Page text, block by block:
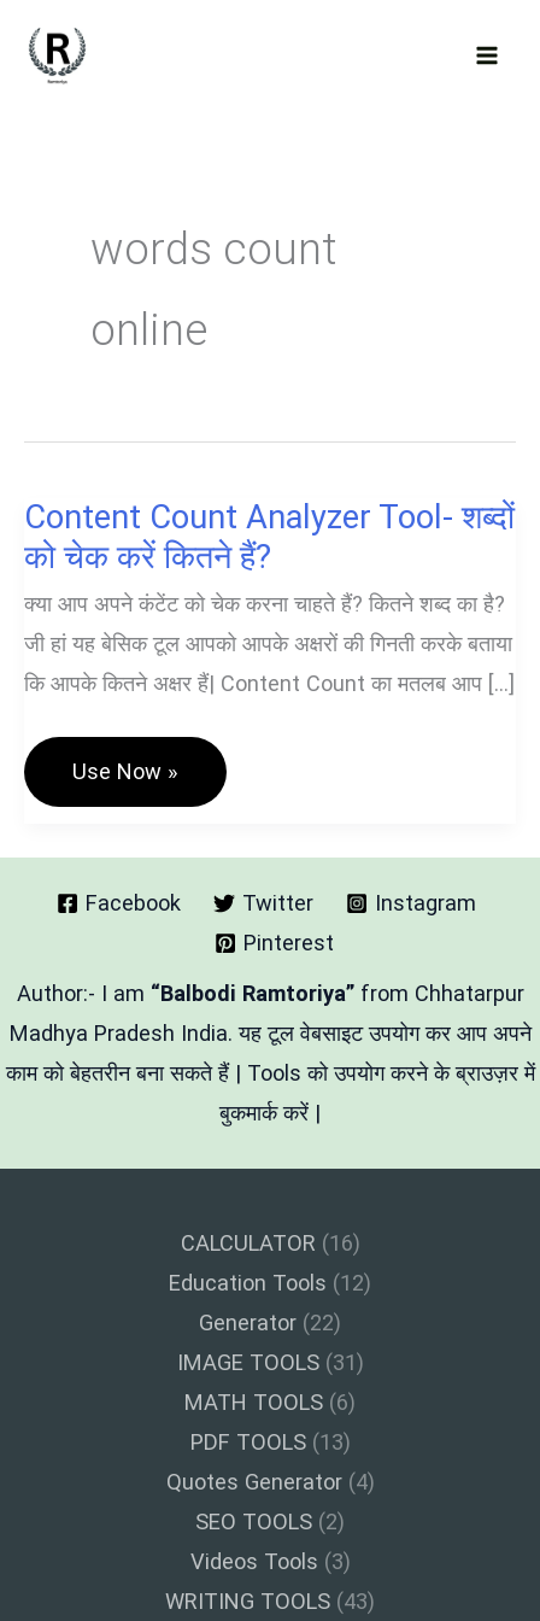
words count
online
Content Count Analyzer Tool- शब्दों
को चेक करें कितने हैं?
क्या आप अपने कंटेंट को चेक करना चाहते हैं? कितने शब्द का है?
जी हां यह बेसिक टूल आपको आपके अक्षरों की गिनती करके बताया
कि आपके कितने अक्षर हैं| Content Count का मतलब आप […]
Content
Analyzer
शब्दों
चेक
करें
Use Now »
Facebook Twitter
Instagram
Pinterest
Author:- I am “Balbodi Ramtoriya” from Chhatarpur
Madhya Pradesh India. यह टूल वेबसाइट उपयोग कर आप अपने
काम को बेहतरीन बना सकते हैं | Tools को उपयोग करने के ब्राउज़र में
बुकमार्क करें |
CALCULATOR (16)
Education Tools (12)
Generator (22)
IMAGE TOOLS(31)
MATH TOOLS (6)
PDF TOOLS(13)
Quotes Generator(4)
SEO TOOLS (2)
Videos Tools (3)
WRITING TOOLS (43)